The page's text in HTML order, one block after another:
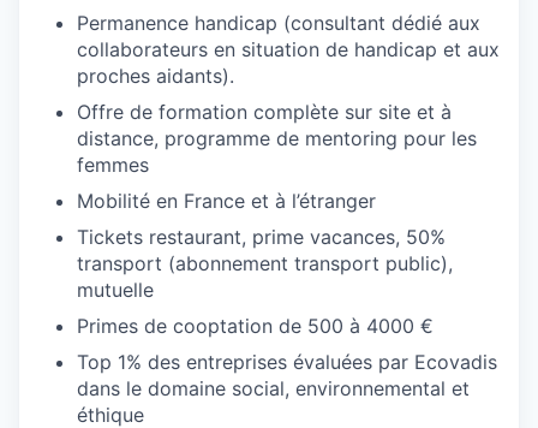
Permanence handicap (consultant dédié aux
collaborateurs en situation de handicap et aux
proches aidants).
Offre de formation complète sur site et à
distance, programme de mentoring pour les
femmes
Mobilité en France et à l’étranger
Tickets restaurant, prime vacances, 50%
transport (abonnement transport public),
mutuelle
Primes de cooptation de 500 à 4000 €
Top 1% des entreprises évaluées par Ecovadis
dans le domaine social, environnemental et
éthique